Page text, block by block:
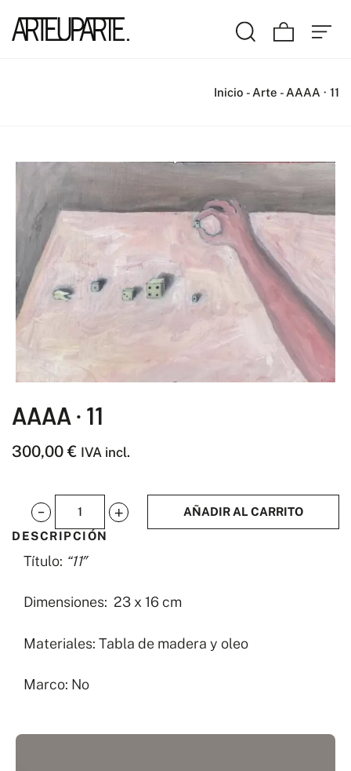
Inicio - Arte - AAAA · 11
AAAA · 11
300,00€ IVA incl.
AAAA
·
11
cantidad
AÑADIR AL CARRITO
DESCRIPCIÓN
Título: “11″
Dimensiones: 23 x 16 cm
Materiales: Tabla de madera y oleo
Marco: No